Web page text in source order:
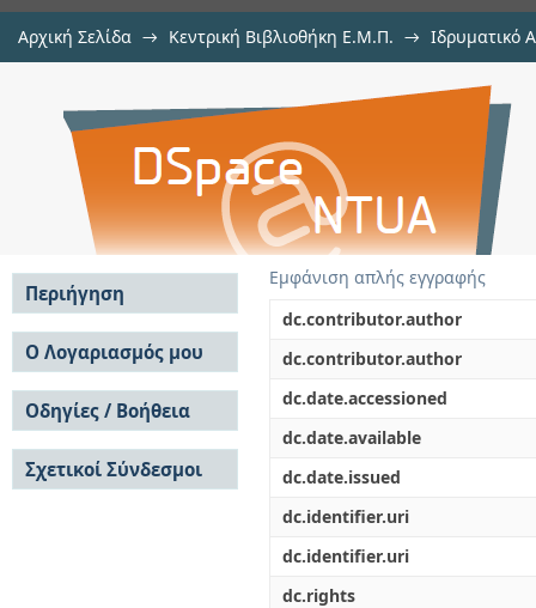
Αρχική Σελίδα → Κεντρική Βιβλιοθήκη Ε.Μ.Π. → Ιδρυματικό
Σχεδιασμός, υπολογιστική
φυγοκεντρικής αντλίας
Εμφάνιση απλής εγγραφής
dc.contributor.author
dc.contributor.author
dc.date.accessioned
dc.date.available
dc.date.issued
dc.identifier.uri
dc.identifier.uri
dc.rights
Περιήγηση
Σε όλο το DSpace
Κοινότητες & Συλλογές
Ανά Ημερομηνία
Έκδοσης
Συγγραφείς
Τίτλοι
Θέματα
Ο Λογαριασμός μου
Σύνδεση
Εγγραφή
Οδηγίες / Βοήθεια
Οδηγίες Υποβολής
Οδηγίες Χρήσης ΙΑ
Συχνές Ερωτήσεις
Σχετικοί Σύνδεσμοι